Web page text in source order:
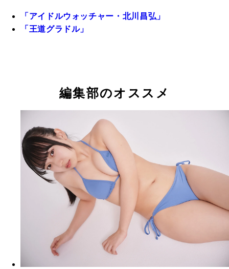
「アイドルウォッチャー・北川昌弘」
「王道グラドル」
編集部のオススメ